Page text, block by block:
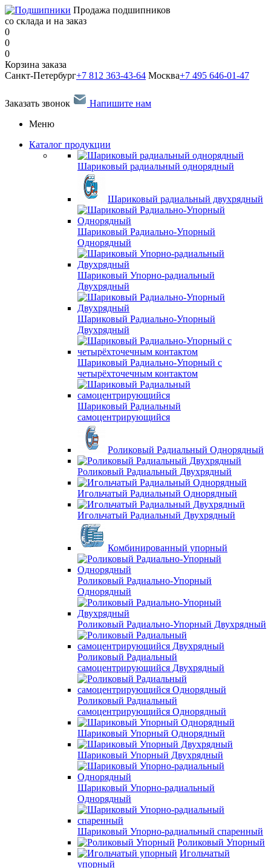
Продажа подшипников
со склада и на заказ
0
0
0
Корзина заказа
Санкт-Петербург+7 812 363-43-64 Москва+7 495 646-01-47
Заказать звонок
Напишите нам
Меню
Каталог продукции
Шариковый радиальный однорядный
Шариковый радиальный двухрядный
Шариковый Радиально-Упорный
Однорядный
Шариковый Упорно-радиальный
Двухрядный
Шариковый Радиально-Упорный
Двухрядный
Шариковый Радиально-Упорный с
четырёхточечным контактом
Шариковый Радиальный
самоцентрирующийся
Роликовый Радиальный Однорядный
Роликовый Радиальный Двухрядный
Игольчатый Радиальный Однорядный
Игольчатый Радиальный Двухрядный
Комбинированный упорный
Роликовый Радиально-Упорный
Однорядный
Роликовый Радиально-Упорный Двухрядный
Роликовый Радиальный
самоцентрирующийся Двухрядный
Роликовый Радиальный
самоцентрирующийся Однорядный
Шариковый Упорный Однорядный
Шариковый Упорный Двухрядный
Шариковый Упорно-радиальный
Однорядный
Шариковый Упорно-радиальный спаренный
Роликовый Упорный
Игольчатый
упорный